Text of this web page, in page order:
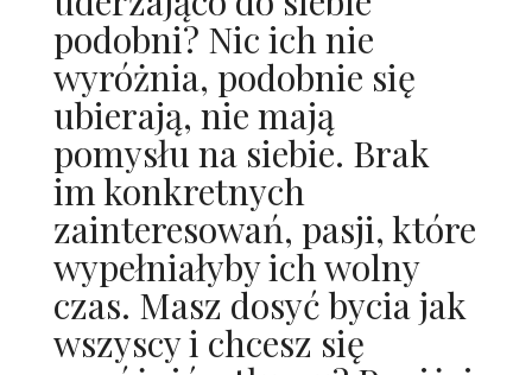
podobni? Nic ich nie
wyróżnia, podobnie się
ubierają, nie mają
pomysłu na siebie. Brak
im konkretnych
zainteresowań, pasji, które
wypełniałyby ich wolny
czas. Masz dosyć bycia jak
wszyscy i chcesz się